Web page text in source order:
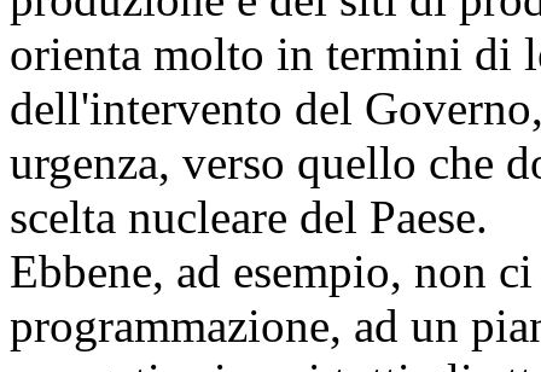
orienta molto in termini di
dell'intervento del
urgenza, verso quello che
scelta nucleare del Paese.
Ebbene, ad esempio, non
programmazione, ad un